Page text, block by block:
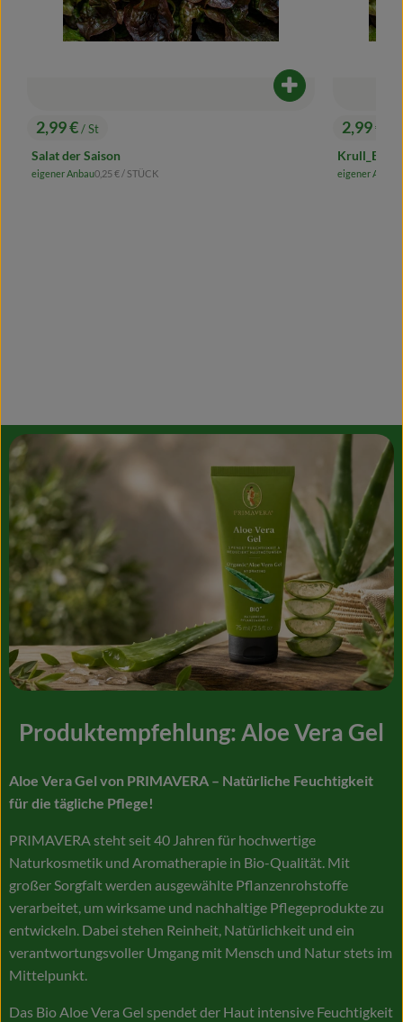
, Preis:
2,99 €/ St
Salat der Saison
, Herkunft:
eigener Anbau, Referenzpreis:
0,25 €/ STÜCK
Produkt zum
, Preis:
2,99 €
, Herkunft:
eigener Anbau
Produktempfehlung: Aloe Vera Gel
Aloe Vera Gel von PRIMAVERA – Natürliche Feuchtigkeit
für die tägliche Pflege!
PRIMAVERA steht seit 40 Jahren für hochwertige
Naturkosmetik und Aromatherapie in Bio-Qualität. Mit
großer Sorgfalt werden ausgewählte Pflanzenrohstoffe
verarbeitet, um wirksame und nachhaltige Pflegeprodukte zu
entwickeln. Dabei stehen Reinheit, Natürlichkeit und ein
verantwortungsvoller Umgang mit Mensch und Natur stets im
Mittelpunkt.
Das Bio Aloe Vera Gel spendet der Haut intensive Feuchtigkeit